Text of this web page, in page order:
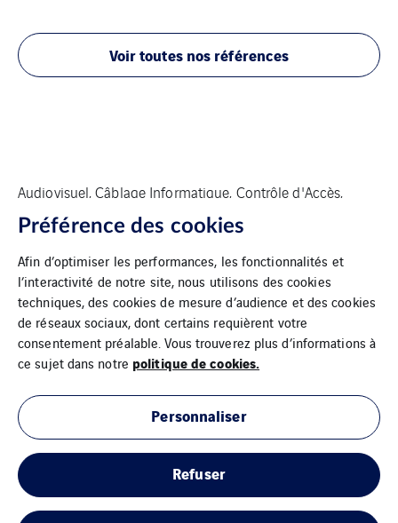
Voir toutes nos références
Audiovisuel, Câblage Informatique, Contrôle d'Accès,
Firewall, Intrusion, Réseau, Sonorisation, SSI, Vidéo-
protection, WiFi
Mentions légales
Cookies
Plan du site
Préférence des cookies
Afin d’optimiser les performances, les fonctionnalités et
l’interactivité de notre site, nous utilisons des cookies
techniques, des cookies de mesure d’audience et des cookies
de réseaux sociaux, dont certains requièrent votre
consentement préalable. Vous trouverez plus d’informations à
ce sujet dans notre politique de cookies.
Personnaliser
Refuser